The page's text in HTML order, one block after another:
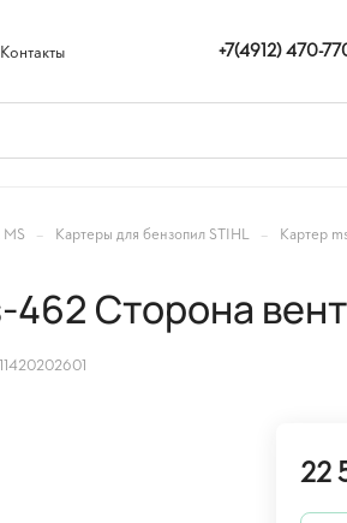
Контакты +7(4912) 470-
– Картеры для бензопил STIHL – Картер
462 Сторона
11420202601
22